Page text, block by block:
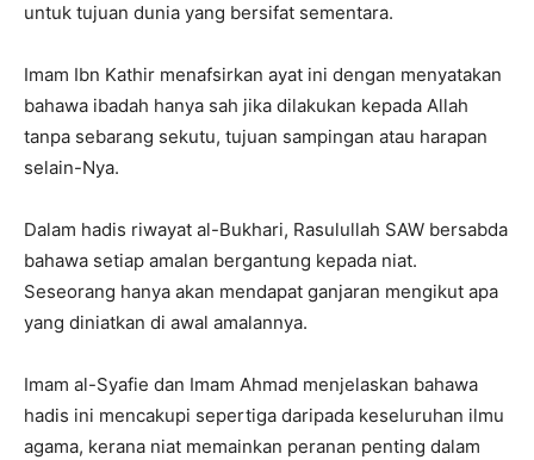
untuk tujuan dunia yang bersifat sementara.
Imam Ibn Kathir menafsirkan ayat ini dengan menyatakan
bahawa ibadah hanya sah jika dilakukan kepada Allah
tanpa sebarang sekutu, tujuan sampingan atau harapan
selain-Nya.
Dalam hadis riwayat al-Bukhari, Rasulullah SAW bersabda
bahawa setiap amalan bergantung kepada niat.
Seseorang hanya akan mendapat ganjaran mengikut apa
yang diniatkan di awal amalannya.
Imam al-Syafie dan Imam Ahmad menjelaskan bahawa
hadis ini mencakupi sepertiga daripada keseluruhan ilmu
agama, kerana niat memainkan peranan penting dalam